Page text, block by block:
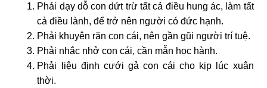
Phải dạy dỗ con dứt trừ tất cả điều hung ác, làm tất
cả điều lành, để trở nên người có đức hạnh.
Phải khuyên răn con cái, nên gần gũi người trí tuệ.
Phải nhắc nhở con cái, cần mẫn học hành.
Phải liệu định cưới gả con cái cho kịp lúc xuân
thời.